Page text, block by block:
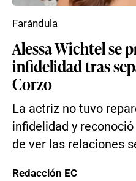
Alessa Wichtel se
infidelidad tras
Corzo
La actriz no tuvo
infidelidad y
de ver las relaciones
Farándula
Redacción EC